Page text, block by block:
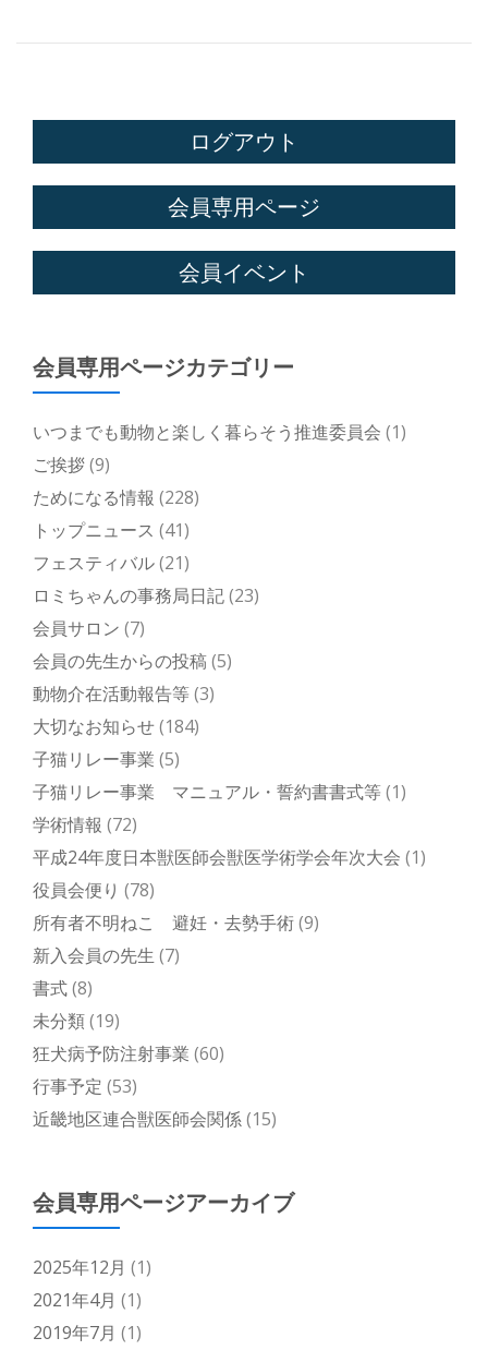
ログアウト
会員専用ページ
会員イベント
会員専用ページカテゴリー
いつまでも動物と楽しく暮らそう推進委員会 (1)
ご挨拶(9)
ためになる情報 (228)
トップニュース (41)
フェスティバル(21)
ロミちゃんの事務局日記(23)
会員サロン (7)
会員の先生からの投稿(5)
動物介在活動報告等(3)
大切なお知らせ(184)
子猫リレー事業 (5)
子猫リレー事業 マニュアル・誓約書書式等(1)
学術情報 (72)
平成24年度日本獣医師会獣医学術学会年次大会 (1)
役員会便り (78)
所有者不明ねこ 避妊・去勢手術(9)
新入会員の先生 (7)
書式(8)
未分類(19)
狂犬病予防注射事業 (60)
行事予定 (53)
近畿地区連合獣医師会関係(15)
会員専用ページアーカイブ
2025年12月 (1)
2021年4月 (1)
2019年7月 (1)